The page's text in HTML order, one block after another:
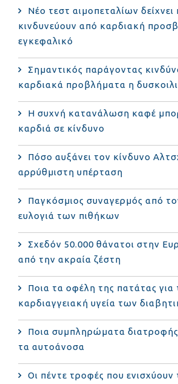
Νέο τεστ αιμοπεταλίων δείχνει
κινδυνεύουν από καρδιακή
εγκεφαλικό
Σημαντικός παράγοντας
καρδιακά προβλήματα η
Η συχνή κατανάλωση καφέ
καρδιά σε κίνδυνο
Πόσο αυξάνει τον κίνδυνο
αρρύθμιστη υπέρταση
Παγκόσμιος συναγερμός από
ευλογιά των πιθήκων
Σχεδόν 50.000 θάνατοι στην
από την ακραία ζέστη
Ποια τα οφέλη της πατάτας για
καρδιαγγειακή υγεία των
Ποια συμπληρώματα
τα αυτοάνοσα
Οι πέντε τροφές που ενισχύουν